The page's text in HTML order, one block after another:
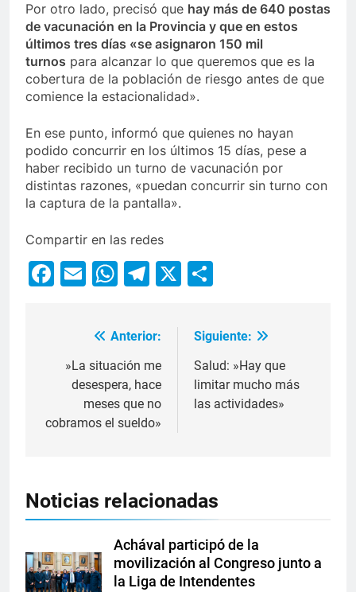
Por otro lado, precisó que hay más de 640 postas
de vacunación en la Provincia y que en estos
últimos tres días «se asignaron 150 mil
turnos para alcanzar lo que queremos que es la
cobertura de la población de riesgo antes de que
comience la estacionalidad».
En ese punto, informó que quienes no hayan
podido concurrir en los últimos 15 días, pese a
haber recibido un turno de vacunación por
distintas razones, «puedan concurrir sin turno con
la captura de la pantalla».
Compartir en las redes
Facebook
EmailWhatsApp
Telegram
X
Anterior:
»La situación me
desespera, hace
meses que no
cobramos el sueldo»
Siguiente:
Salud: »Hay que
limitar mucho más
las actividades»
Noticias relacionadas
Achával participó de la
movilización al Congreso junto a
la Liga de Intendentes